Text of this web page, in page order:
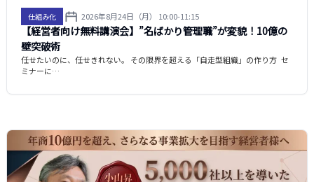
仕組み化 2026年8月24日（月） 10:00-11:15
【経営者向け無料講演会】”名ばかり管理職”が変貌！10億の
壁突破術
任せたいのに、任せきれない。 その限界を超える「自走型組織」の作り方 セ
ミナーに…